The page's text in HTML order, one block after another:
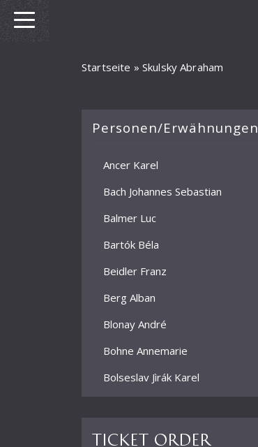
Startseite » Skulsky Abraham
Personen/Erwähnungen
Ancer Karel
Bach Johannes Sebastian
Balmer Luc
Bartók Béla
Beidler Franz
Berg Alban
Blonay André
Bohne Annemarie
Bolseslav Jìrák Karel
Bour Ernest
Ticket order